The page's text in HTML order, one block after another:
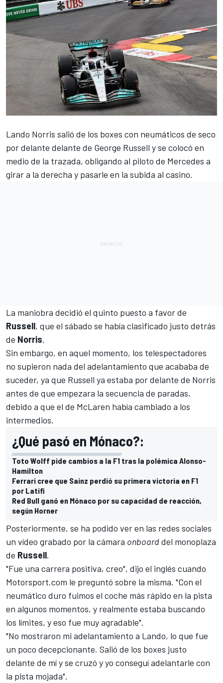
Lando Norris salió de los boxes con neumáticos de seco
por delante delante de George Russell y se colocó en
medio de la trazada, obligando al piloto de Mercedes a
girar a la derecha y pasarle en la subida al casino.
La maniobra decidió el quinto puesto a favor de
Russell, que el sábado se había clasificado justo detrás
de Norris.
Sin embargo, en aquel momento, los telespectadores
no supieron nada del adelantamiento que acababa de
suceder, ya que Russell ya estaba por delante de Norris
antes de que empezara la secuencia de paradas,
debido a que el de McLaren había cambiado a los
intermedios.
¿Qué pasó en Mónaco?:
Toto Wolff pide cambios a la F1 tras la polémica Alonso-
Hamilton
Ferrari cree que Sainz perdió su primera victoria en F1
por Latifi
Red Bull ganó en Mónaco por su capacidad de reacción,
según Horner
Posteriormente, se ha podido ver en las redes sociales
un vídeo grabado por la cámara onboarddel monoplaza
de Russell.
"Fue una carrera positiva, creo", dijo el inglés cuando
Motorsport.com le preguntó sobre la misma. "Con el
neumático duro fuimos el coche más rápido en la pista
en algunos momentos, y realmente estaba buscando
los límites, y eso fue muy agradable".
"No mostraron mi adelantamiento a Lando, lo que fue
un poco decepcionante. Salió de los boxes justo
delante de mí y se cruzó y yo conseguí adelantarle con
la pista mojada".